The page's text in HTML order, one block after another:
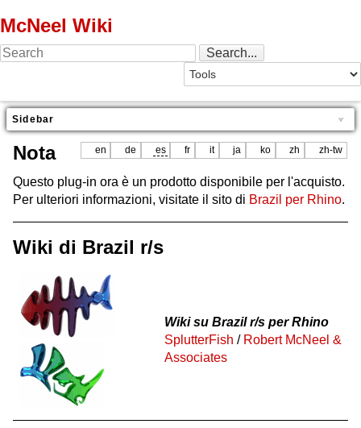
McNeel Wiki
Sidebar
en de es fr it ja ko zh zh-tw
Nota
Questo plug-in ora è un prodotto disponibile per l'acquisto.
Per ulteriori informazioni, visitate il sito di Brazil per Rhino.
Wiki di Brazil r/s
Wiki su Brazil r/s per Rhino
SplutterFish / Robert McNeel &
Associates